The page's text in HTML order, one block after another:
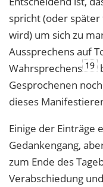
spricht (oder
wird) um sich zu
Aussprechens auf
Wahrsprechens 19
Gesprochenen
dieses
Einige der Einträge
Gedankengang,
zum Ende des
Verabschiedung